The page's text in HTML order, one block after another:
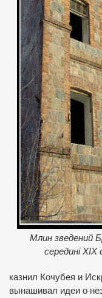
Млин зведений
середині
казнил Кочубея и
вынашивал идеи о